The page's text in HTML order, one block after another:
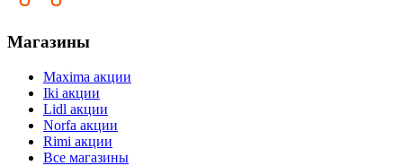
Магазины
Maxima акции
Iki акции
Lidl акции
Norfa акции
Rimi акции
Все магазины